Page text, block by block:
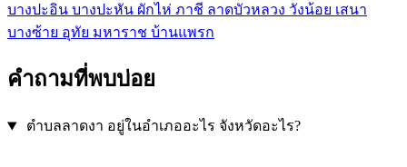
บางปะอิน บางปะหัน ผักไห่ ภาชี ลาดบัวหลวง วังน้อย เสนา
บางซ้าย อุทัย มหาราช บ้านแพรก
คำถามที่พบบ่อย
ตำบลลาดงา อยู่ในอำเภออะไร จังหวัดอะไร?